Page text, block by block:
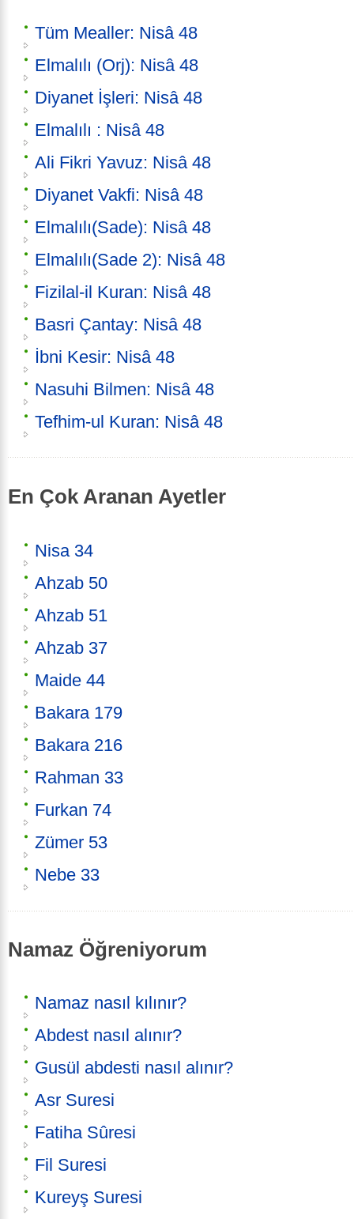
Tüm Mealler: Nisâ 48
Elmalılı (Orj): Nisâ 48
Diyanet İşleri: Nisâ 48
Elmalılı : Nisâ 48
Ali Fikri Yavuz: Nisâ 48
Diyanet Vakfi: Nisâ 48
Elmalılı(Sade): Nisâ 48
Elmalılı(Sade 2): Nisâ 48
Fizilal-il Kuran: Nisâ 48
Basri Çantay: Nisâ 48
İbni Kesir: Nisâ 48
Nasuhi Bilmen: Nisâ 48
Tefhim-ul Kuran: Nisâ 48
En Çok Aranan Ayetler
Nisa 34
Ahzab 50
Ahzab 51
Ahzab 37
Maide 44
Bakara 179
Bakara 216
Rahman 33
Furkan 74
Zümer 53
Nebe 33
Namaz Öğreniyorum
Namaz nasıl kılınır?
Abdest nasıl alınır?
Gusül abdesti nasıl alınır?
Asr Suresi
Fatiha Sûresi
Fil Suresi
Kureyş Suresi